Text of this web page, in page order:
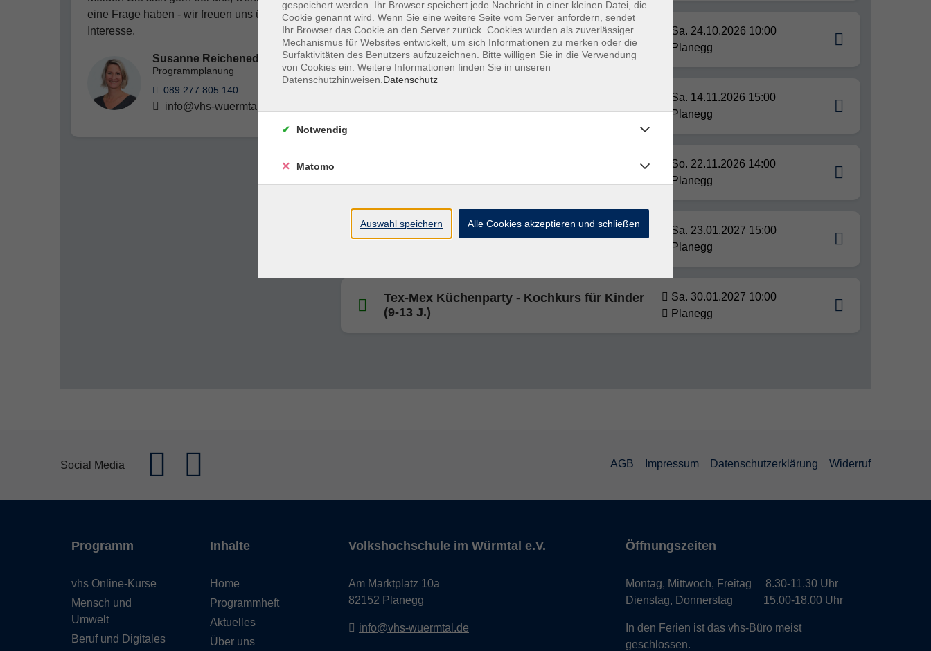
eine Frage haben - wir freuen uns über Ihr
Interesse.
Susanne Reicheneder
Programmplanung
089 277 805 140
info@vhs-wuermtal.de
Tex-Mex Küchenparty: Kochkurs für Kinder
(9-13 J.)
Sa. 24.10.2026 10:00
Planegg
J.)
Sa. 14.11.2026 15:00
Planegg
So. 22.11.2026 14:00
Planegg
Cake Pops & Cakesicles (8-12 J.)
Sa. 23.01.2027 15:00
Planegg
Tex-Mex Küchenparty - Kochkurs für Kinder
(9-13 J.)
Sa. 30.01.2027 10:00
Planegg
Social Media AGB Impressum Datenschutzerklärung Widerruf
Programm
vhs Online-Kurse
Mensch und
Umwelt
Beruf und Digitales
Inhalte
Home
Programmheft
Aktuelles
Über uns
Volkshochschule im Würmtal e.V.
Am Marktplatz 10a
82152 Planegg
info@vhs-wuermtal.de
Öffnungszeiten
Montag, Mittwoch, Freitag 8.30-11.30 Uhr
Dienstag, Donnerstag 15.00-18.00 Uhr
In den Ferien ist das vhs-Büro meist
geschlossen.
gespeichert werden. Ihr Browser speichert jede Nachricht in einer kleinen Datei, die
Cookie genannt wird. Wenn Sie eine weitere Seite vom Server anfordern, sendet
Ihr Browser das Cookie an den Server zurück. Cookies wurden als zuverlässiger
Mechanismus für Websites entwickelt, um sich Informationen zu merken oder die
Surfaktivitäten des Benutzers aufzuzeichnen. Bitte willigen Sie in die Verwendung
von Cookies ein. Weitere Informationen finden Sie in unseren
Datenschutzhinweisen. Datenschutz
Notwendig
Matomo
Auswahl speichern Alle Cookies akzeptieren und schließen